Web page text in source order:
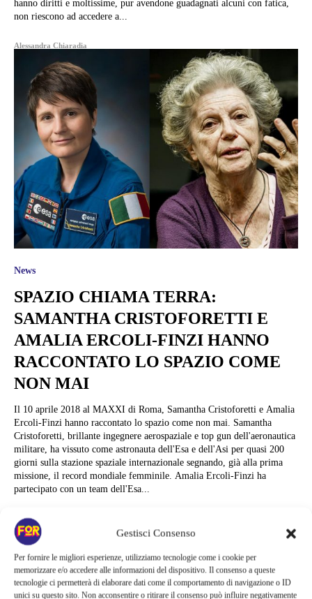
Gestisci Consenso
Per fornire le migliori esperienze, utilizziamo tecnologie come i cookie per
memorizzare e/o accedere alle informazioni del dispositivo. Il consenso a queste
tecnologie ci permetterà di elaborare dati come il comportamento di navigazione o ID
unici su questo sito. Non acconsentire o ritirare il consenso può influire negativamente
hanno diritti e moltissime, pur avendone guadagnati alcuni con fatica,
non riescono ad accedere a...
Alessandra Chiaradia
News
SPAZIO CHIAMA TERRA:
SAMANTHA CRISTOFORETTI E
AMALIA ERCOLI-FINZI HANNO
RACCONTATO LO SPAZIO COME
NON MAI
Il 10 aprile 2018 al MAXXI di Roma, Samantha Cristoforetti e Amalia
Ercoli-Finzi hanno raccontato lo spazio come non mai. Samantha
Cristoforetti, brillante ingegnere aerospaziale e top gun dell'aeronautica
militare, ha vissuto come astronauta dell'Esa e dell'Asi per quasi 200
giorni sulla stazione spaziale internazionale segnando, già alla prima
missione, il record mondiale femminile. Amalia Ercoli-Finzi ha
partecipato con un team dell'Esa...
Stefano Morra